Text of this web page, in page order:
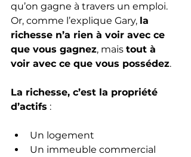
qu’on gagne à travers un emploi.
Or, comme l’explique Gary, la
richesse n’a rien à voir avec ce
que vous gagnez, mais tout à
voir avec ce que vous possédez.
La richesse, c’est la propriété
d’actifs :
Un logement
Un immeuble commercial